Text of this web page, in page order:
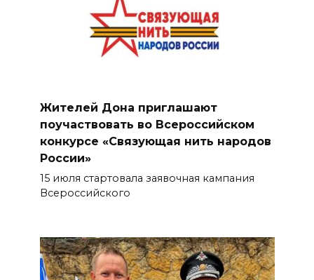
Жителей Дона приглашают
поучаствовать во Всероссийском
конкурсе «Связующая нить народов
России»
15 июля стартовала заявочная кампания
Всероссийского